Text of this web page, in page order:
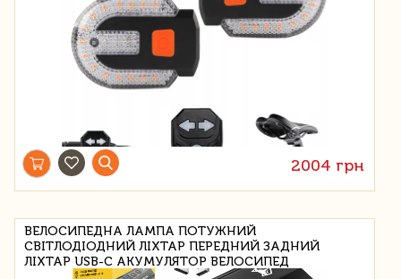
2004 грн
ВЕЛОСИПЕДНА ЛАМПА ПОТУЖНИЙ
СВІТЛОДІОДНИЙ ЛІХТАР ПЕРЕДНИЙ ЗАДНИЙ
ЛІХТАР USB-C АКУМУЛЯТОР ВЕЛОСИПЕД